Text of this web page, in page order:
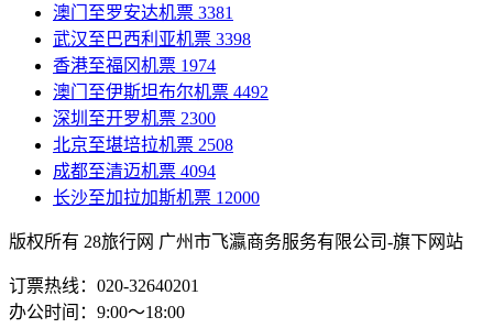
澳门至罗安达机票 3381
武汉至巴西利亚机票 3398
香港至福冈机票 1974
澳门至伊斯坦布尔机票 4492
深圳至开罗机票 2300
北京至堪培拉机票 2508
成都至清迈机票 4094
长沙至加拉加斯机票 12000
版权所有 28旅行网 广州市飞瀛商务服务有限公司-旗下网站
订票热线：020-32640201
办公时间：9:00～18:00